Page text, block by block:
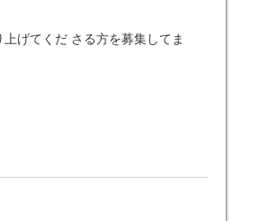
げてくだ さる方を募集してま